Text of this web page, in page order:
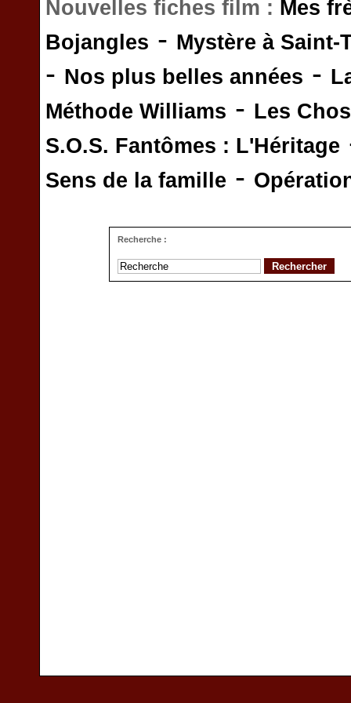
Nouvelles fiches film : Mes
Bojangles - Mystère à Saint-
- Nos plus belles années -
Méthode Williams - Les
S.O.S. Fantômes : L'Héritage
Sens de la famille -
Recherche :